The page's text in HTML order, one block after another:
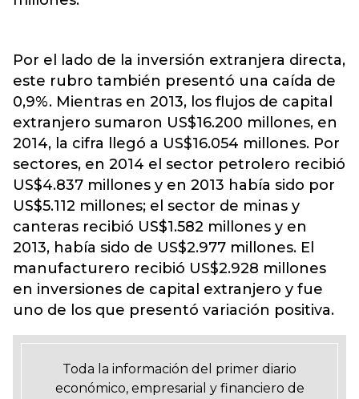
Por el lado de la inversión extranjera directa,
este rubro también presentó una caída de
0,9%. Mientras en 2013, los flujos de capital
extranjero sumaron US$16.200 millones, en
2014, la cifra llegó a US$16.054 millones. Por
sectores, en 2014 el sector petrolero recibió
US$4.837 millones y en 2013 había sido por
US$5.112 millones; el sector de minas y
canteras recibió US$1.582 millones y en
2013, había sido de US$2.977 millones. El
manufacturero recibió US$2.928 millones
en inversiones de capital extranjero y fue
uno de los que presentó variación positiva.
Toda la información del primer diario
económico, empresarial y financiero de